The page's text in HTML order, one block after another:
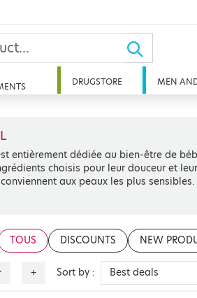
DRUGSTORE MEN
entièrement dédiée au bien-être de
choisis pour leur douceur et
aux peaux les plus sensibles.
TOUS DISCOUNTS NEW
+ Sort by :